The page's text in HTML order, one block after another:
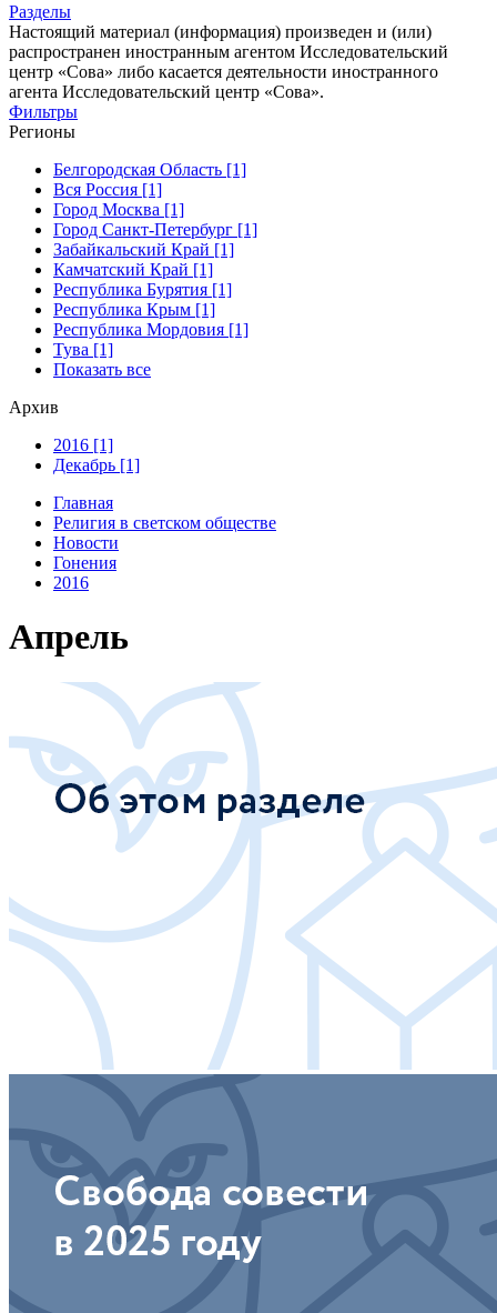
Разделы
Настоящий материал (информация) произведен и (или)
распространен иностранным агентом Исследовательский
центр «Сова» либо касается деятельности иностранного
агента Исследовательский центр «Сова».
Фильтры
Регионы
Белгородская Область [1]
Вся Россия [1]
Город Москва [1]
Город Санкт-Петербург [1]
Забайкальский Край [1]
Камчатский Край [1]
Республика Бурятия [1]
Республика Крым [1]
Республика Мордовия [1]
Тува [1]
Показать все
Архив
2016 [1]
Декабрь [1]
Главная
Религия в светском обществе
Новости
Гонения
2016
Апрель